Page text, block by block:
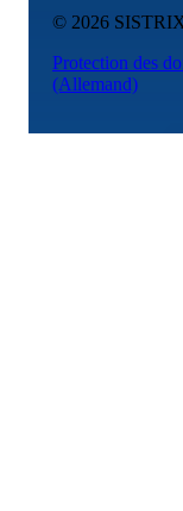
© 2026
Protection des
(Allemand)